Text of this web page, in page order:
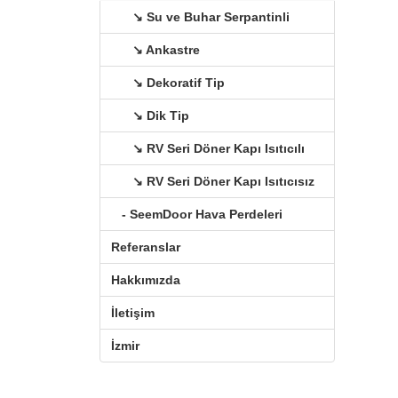
↘ Su ve Buhar Serpantinli
↘ Ankastre
↘ Dekoratif Tip
↘ Dik Tip
↘ RV Seri Döner Kapı Isıtıcılı
↘ RV Seri Döner Kapı Isıtıcısız
- SeemDoor Hava Perdeleri
Referanslar
Hakkımızda
İletişim
İzmir